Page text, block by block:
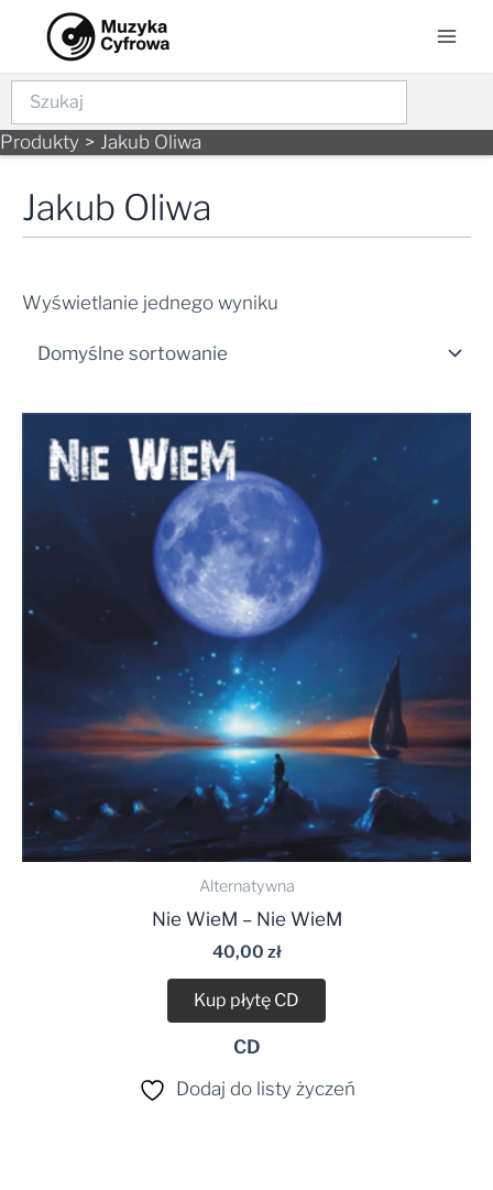
content
Szukaj
Produkty Jakub Oliwa
Jakub Oliwa
Wyświetlanie jednego wyniku
Alternatywna
Nie WieM – Nie WieM
40,00 zł
Kup płytę CD
CD
Dodaj do listy życzeń